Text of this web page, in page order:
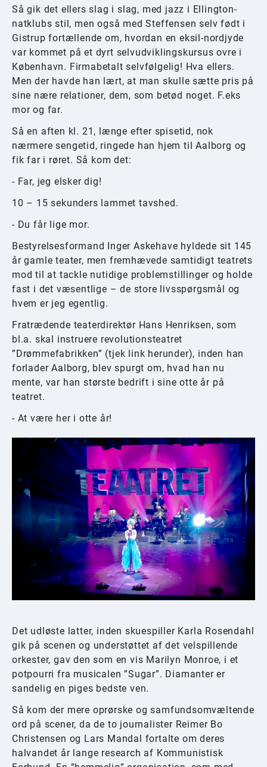
Så gik det ellers slag i slag, med jazz i Ellington-
natklubs stil, men også med Steffensen selv født i
Gistrup fortællende om, hvordan en eksil-nordjyde
var kommet på et dyrt selvudviklingskursus ovre i
København. Firmabetalt selvfølgelig! Hva ellers.
Men der havde han lært, at man skulle sætte pris på
sine nære relationer, dem, som betød noget. F.eks
mor og far.
Så en aften kl. 21, længe efter spisetid, nok
nærmere sengetid, ringede han hjem til Aalborg og
fik far i røret. Så kom det:
- Far, jeg elsker dig!
10 – 15 sekunders lammet tavshed.
- Du får lige mor.
Bestyrelsesformand Inger Askehave hyldede sit 145
år gamle teater, men fremhævede samtidigt teatrets
mod til at tackle nutidige problemstillinger og holde
fast i det væsentlige – de store livsspørgsmål og
hvem er jeg egentlig.
Fratrædende teaterdirektør Hans Henriksen, som
bl.a. skal instruere revolutionsteatret
”Drømmefabrikken” (tjek link herunder), inden han
forlader Aalborg, blev spurgt om, hvad han nu
mente, var han største bedrift i sine otte år på
teatret.
- At være her i otte år!
Det udløste latter, inden skuespiller Karla Rosendahl
gik på scenen og understøttet af det velspillende
orkester, gav den som en vis Marilyn Monroe, i et
potpourri fra musicalen ”Sugar”. Diamanter er
sandelig en piges bedste ven.
Så kom der mere oprørske og samfundsomvæltende
ord på scener, da de to journalister Reimer Bo
Christensen og Lars Mandal fortalte om deres
halvandet år lange research af Kommunistisk